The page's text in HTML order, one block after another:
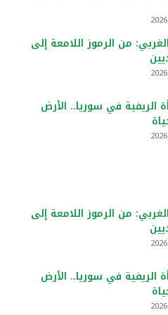
من الرموز اللامعة إلى
الريفية في سوريا.. الأرض
من الرموز اللامعة إلى
الريفية في سوريا.. الأرض